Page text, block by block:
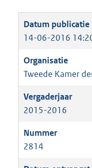
14-06-2016
Tweede Kamer
2015-2016
2814